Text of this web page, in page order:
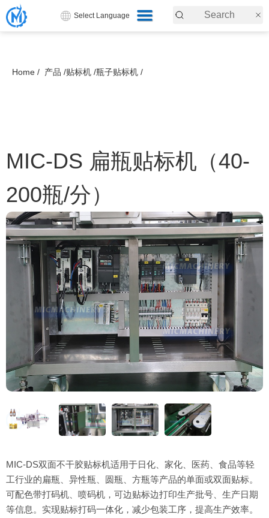
Select Language
Home / 产品 /贴标机 /瓶子贴标机 /
MIC-DS 扁瓶贴标机（40-
200瓶/分）
MIC-DS双面不干胶贴标机适用于日化、家化、医药、食品等轻
工行业的扁瓶、异性瓶、圆瓶、方瓶等产品的单面或双面贴标。
可配色带打码机、喷码机，可边贴标边打印生产批号、生产日期
等信息。实现贴标打码一体化，减少包装工序，提高生产效率。